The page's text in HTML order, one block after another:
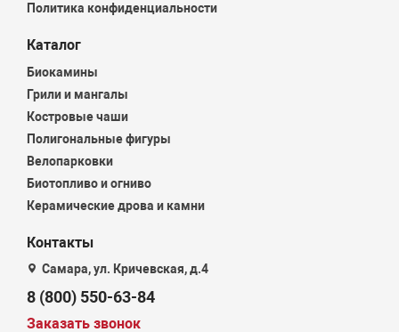
Политика конфиденциальности
Каталог
Биокамины
Грили и мангалы
Костровые чаши
Полигональные фигуры
Велопарковки
Биотопливо и огниво
Керамические дрова и камни
Контакты
Самара, ул. Кричевская, д.4
8 (800) 550-63-84
Заказать звонок